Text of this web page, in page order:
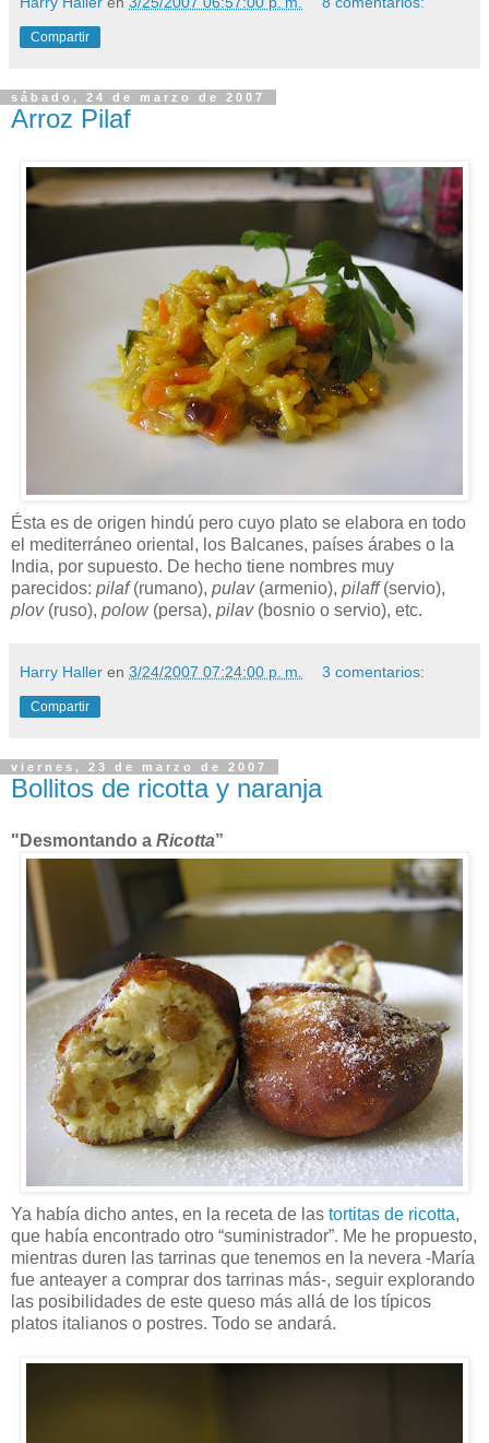
Compartir
sábado, 24 de marzo de 2007
Arroz Pilaf
Ésta es de origen hindú pero cuyo plato se elabora en todo
el mediterráneo oriental, los Balcanes, países árabes o la
India, por supuesto. De hecho tiene nombres muy
parecidos: pilaf(rumano), pulav (armenio), pilaff(servio),
plov (ruso), polow (persa), pilav (bosnio o servio), etc.
Harry Haller en 3/24/2007 07:24:00 p. m. 3 comentarios:
Compartir
viernes, 23 de marzo de 2007
Bollitos de ricotta y naranja
"Desmontando a Ricotta”
Ya había dicho antes, en la receta de las tortitas de ricotta,
que había encontrado otro “suministrador”. Me he propuesto,
mientras duren las tarrinas que tenemos en la nevera -María
fue anteayer a comprar dos tarrinas más-, seguir explorando
las posibilidades de este queso más allá de los típicos
platos italianos o postres. Todo se andará.